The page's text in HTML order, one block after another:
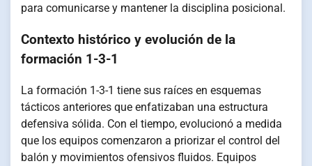
para comunicarse y mantener la disciplina posicional.
Contexto histórico y evolución de la
formación 1-3-1
La formación 1-3-1 tiene sus raíces en esquemas
tácticos anteriores que enfatizaban una estructura
defensiva sólida. Con el tiempo, evolucionó a medida
que los equipos comenzaron a priorizar el control del
balón y movimientos ofensivos fluidos. Equipos